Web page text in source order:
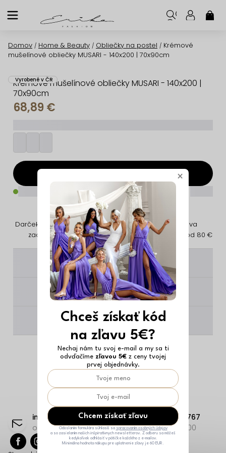
na
Domov / Home & Beauty / Obliečky na postel / Krémové
mušelínové obliečky MUSARI - 140x200 | 70x90cm
Krémové mušelínové obliečky MUSARI - 140x200 |
70x90cm
Vyrobené v ČR
68,89 €
Darček na nákup
zadarmo
Jednoduché
vrátenie
Doprava
zadarmo od 80 €
________
________
________
info @
erikafashion.sk
odpovieme čo najskôr
+421 23332 9767
Po-Pi: 8:00-18:00
×
Chceš získať kód
na zľavu 5€?
Nechaj nám tu svoj e-mail a my sa ti
odvďačíme zľavou 5€ z ceny tvojej
prvej objednávky.
Chcem získať zľavu
Odoslaním formulára súhlasíš sa spracovaním osobných údajov
a so zasielaním našich inšpiratívnych newsletterov. Z odberu sa môžeš
kedykoľvek odhlásiť v pätičke každého z e-mailov.
Minimálna hodnota nákupu pre uplatnenie zľavy je 60 EUR.